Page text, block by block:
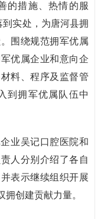
的措施、热情的服
到实处，为唐河县拥
围绕规范拥军优属
优属企业和意向企
料、程序及监督管
到拥军优属队伍中
业吴记口腔医院和
人分别介绍了各自
表示继续组织开展
创建贡献力量。